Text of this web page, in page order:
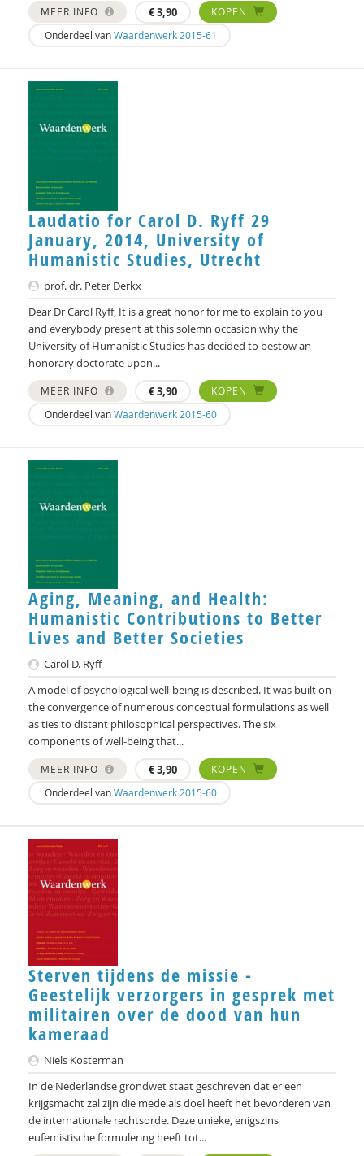
MEER INFO €3,90
KOPEN
Onderdeel vanWaardenwerk 2015-61
Laudatio for Carol D. Ryff 29
January, 2014, University of
Humanistic Studies, Utrecht
prof. dr. Peter Derkx
Dear Dr Carol Ryff, It is a great honor for me to explain to you
and everybody present at this solemn occasion why the
University of Humanistic Studies has decided to bestow an
honorary doctorate upon...
MEER INFO €3,90
KOPEN
Onderdeel vanWaardenwerk 2015-60
Aging, Meaning, and Health:
Humanistic Contributions to Better
Lives and Better Societies
Carol D. Ryff
A model of psychological well-being is described. It was built on
the convergence of numerous conceptual formulations as well
as ties to distant philosophical perspectives. The six
components of well-being that...
MEER INFO €3,90
KOPEN
Onderdeel vanWaardenwerk 2015-60
Sterven tijdens de missie -
Geestelijk verzorgers in gesprek met
militairen over de dood van hun
kameraad
Niels Kosterman
In de Nederlandse grondwet staat geschreven dat er een
krijgsmacht zal zijn die mede als doel heeft het bevorderen van
de internationale rechtsorde. Deze unieke, enigszins
eufemistische formulering heeft tot...